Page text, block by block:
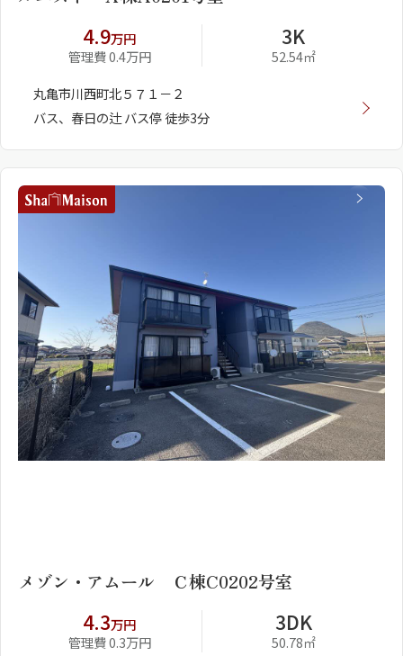
4.9万円
管理費 0.4万円
3K
52.54㎡
丸亀市川西町北５７１－２
バス、春日の辻 バス停 徒歩3分
メゾン・アムール Ｃ棟C0202号室
4.3万円
管理費 0.3万円
3DK
50.78㎡